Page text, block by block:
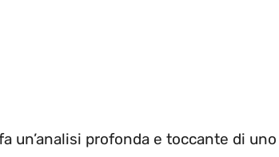
un’analisi profonda e toccante di uno